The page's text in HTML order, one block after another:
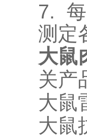
7.
测定
大鼠
关产
大鼠
大鼠